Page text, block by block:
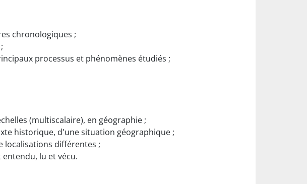
chronologiques ;
processus et phénomènes étudiés ;
(multiscalaire), en géographie ;
historique, d'une situation géographique ;
localisations différentes ;
lu et vécu.